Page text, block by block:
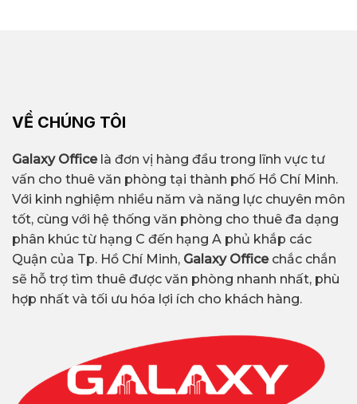
VỀ CHÚNG TÔI
Galaxy Officelà đơn vị hàng đầu trong lĩnh vực tư
vấn cho thuê văn phòng tại thành phố Hồ Chí Minh.
Với kinh nghiệm nhiều năm và năng lực chuyên môn
tốt, cùng với hệ thống văn phòng cho thuê đa dạng
phân khúc từ hạng C đến hạng A phủ khắp các
Quận của Tp. Hồ Chí Minh, Galaxy Office chắc chắn
sẽ hỗ trợ tìm thuê được văn phòng nhanh nhất, phù
hợp nhất và tối ưu hóa lợi ích cho khách hàng.